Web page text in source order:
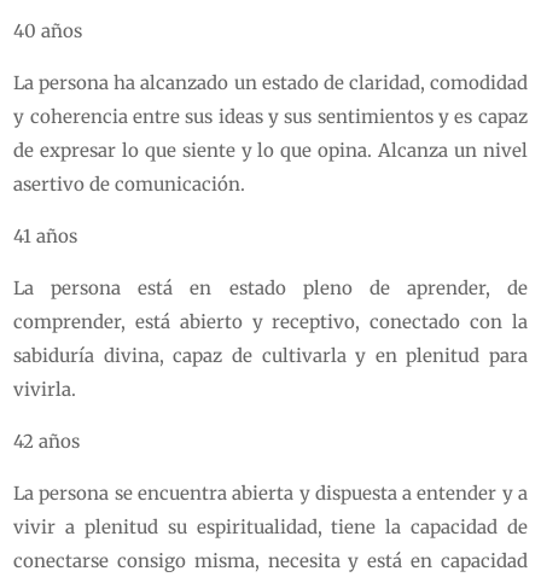
40 años
La persona ha alcanzado un estado de claridad, comodidad
y coherencia entre sus ideas y sus sentimientos y es capaz
de expresar lo que siente y lo que opina. Alcanza un nivel
asertivo de comunicación.
41 años
La persona está en estado pleno de aprender, de
comprender, está abierto y receptivo, conectado con la
sabiduría divina, capaz de cultivarla y en plenitud para
vivirla.
42 años
La persona se encuentra abierta y dispuesta a entender y a
vivir a plenitud su espiritualidad, tiene la capacidad de
conectarse consigo misma, necesita y está en capacidad